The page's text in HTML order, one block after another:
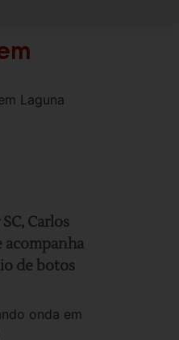
Carlos
acompanha
de botos